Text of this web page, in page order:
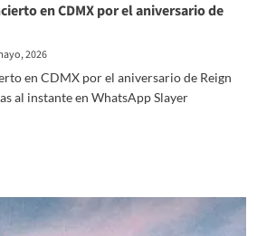
en CDMX por el aniversario de
2026
en CDMX por el aniversario de Reign
al instante en WhatsApp Slayer